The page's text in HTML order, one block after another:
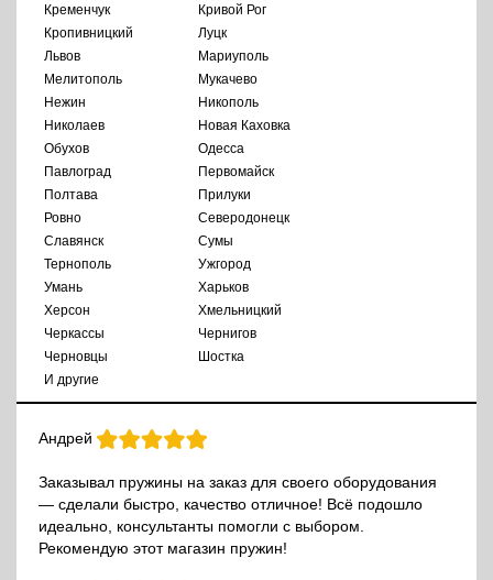
Кременчук
Кривой Рог
Кропивницкий
Луцк
Львов
Мариуполь
Мелитополь
Мукачево
Нежин
Никополь
Николаев
Новая Каховка
Обухов
Одесса
Павлоград
Первомайск
Полтава
Прилуки
Ровно
Северодонецк
Славянск
Сумы
Тернополь
Ужгород
Умань
Харьков
Херсон
Хмельницкий
Черкассы
Чернигов
Черновцы
Шостка
И другие
Андрей
Заказывал пружины на заказ для своего оборудования
— сделали быстро, качество отличное! Всё подошло
идеально, консультанты помогли с выбором.
Рекомендую этот магазин пружин!